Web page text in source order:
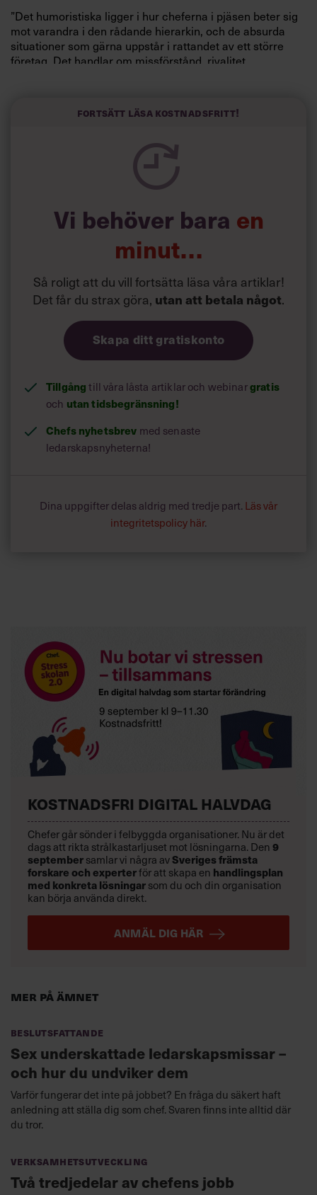
”Det humoristiska ligger i hur cheferna i pjäsen beter sig
mot varandra i den rådande hierarkin, och de absurda
situationer som gärna uppstår i rattandet av ett större
företag. Det handlar om missförstånd, rivalitet,
Är det en absurd värld, chefsvärlden?
övrigt. Jag har lyft fram det absurda för att skildra vad
makt gör med människor, ett urgammalt tema på
gravallvar en tacksam måltavla för humor – till slut går
det bara att skratta åt det väldiga utbud av tvärsäkra
ledarskapsråd som konsulter och managementlitteratur
sprutar ur sig, menar hon.
”Ja, för råden är så komplexa och motsägelsefulla. Varje
ledarskapsbok och konsult har sin sanning, ofta på tvärs
Fortsätt läsa kostnadsfritt!
Vi behöver bara en
minut…
Så roligt att du vill fortsätta läsa våra artiklar!
Det får du strax göra, utan att betala något.
Skapa ditt gratiskonto
Tillgångtill våra låsta artiklar och webinargratis
och utan tidsbegränsning!
Chefs nyhetsbrev med senaste
ledarskapsnyheterna!
Dina uppgifter delas aldrig med tredje part. Läs vår
integritetspolicy här.
Mer på ämnet
Beslutsfattande
Sex underskattade ledarskapsmissar –
och hur du undviker dem
Varför fungerar det inte på jobbet? En fråga du säkert haft
anledning att ställa dig som chef. Svaren finns inte alltid där
du tror.
Verksamhetsutveckling
Två tredjedelar av chefens jobb
KOSTNADSFRI DIGITAL HALVDAG
Chefer går sönder i felbyggda organisationer. Nu är det
dags att rikta strålkastarljuset mot lösningarna. Den9
septembersamlar vi några avSveriges främsta
forskare och experterför att skapa en handlingsplan
med konkreta lösningarsom du och din organisation
kan börja använda direkt.
ANMÄL DIG HÄR